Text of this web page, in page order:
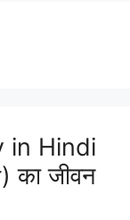
in Hindi
का जीवन